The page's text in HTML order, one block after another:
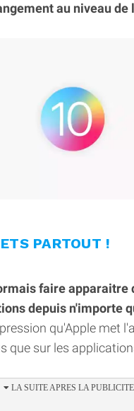
au niveau de
PARTOUT !
faire apparaitre
depuis n'importe
qu'Apple met
que sur les